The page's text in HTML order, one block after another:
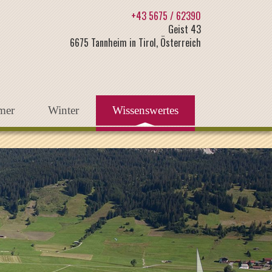
+43 5675 / 62390
Geist 43
6675 Tannheim in Tirol, Österreich
Winter Wissenswertes